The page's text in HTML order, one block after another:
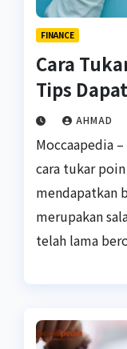
FINANCE
Cara
Tips
AHMAD
Moccaapedia
cara tukar
mendapatkan
merupakan
telah lama